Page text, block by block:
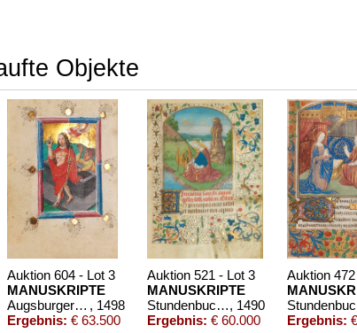
Objekte
Auktion 604 - Lot 3
MANUSKRIPTE
Augsburger Gebetbuch. Deutsche Handschrift auf Pergament , 1498
Ergebnis: € 63.500
Auktion 521 - Lot 3
MANUSKRIPTE
Stundenbuch nach Gebrauch von Langres. Um 1490, 1490
Ergebnis: € 60.000
Auktion
Ergebnis: